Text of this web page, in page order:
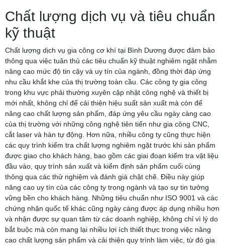
Chất lượng dịch vụ và tiêu chuẩn
kỹ thuật
Chất lượng dịch vụ gia công cơ khí tại Bình Dương được đảm bảo
thông qua việc tuân thủ các tiêu chuẩn kỹ thuật nghiêm ngặt nhằm
nâng cao mức độ tin cậy và uy tín của ngành, đồng thời đáp ứng
nhu cầu khắt khe của thị trường toàn cầu. Các công ty gia công
trong khu vực phải thường xuyên cập nhật công nghệ và thiết bị
mới nhất, không chỉ để cải thiện hiệu suất sản xuất mà còn để
nâng cao chất lượng sản phẩm, đáp ứng yêu cầu ngày càng cao
của thị trường với những công nghệ tiên tiến như gia công CNC,
cắt laser và hàn tự động. Hơn nữa, nhiều công ty cũng thực hiện
các quy trình kiểm tra chất lượng nghiêm ngặt trước khi sản phẩm
được giao cho khách hàng, bao gồm các giai đoạn kiểm tra vật liệu
đầu vào, quy trình sản xuất và kiểm định sản phẩm cuối cùng
thông qua các thử nghiệm và đánh giá chặt chẽ. Điều này giúp
nâng cao uy tín của các công ty trong ngành và tạo sự tin tưởng
vững bền cho khách hàng. Những tiêu chuẩn như ISO 9001 và các
chứng nhận quốc tế khác cũng ngày càng được áp dụng nhiều hơn
và nhận được sự quan tâm từ các doanh nghiệp, không chỉ vì lý do
bắt buộc mà còn mang lại nhiều lợi ích thiết thực trong việc nâng
cao chất lượng sản phẩm và cải thiện quy trình làm việc, từ đó gia